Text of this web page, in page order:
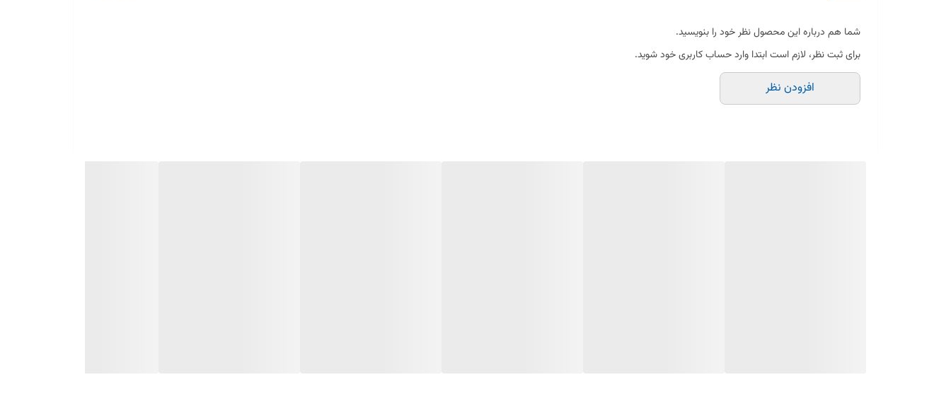
مناسب لباسشویی ارج مدل قدیم
ساخته شده از پلاستیک مقاوم و بادوام
شما هم درباره این محصول نظر خود را بنویسید.
برای ثبت نظر، لازم است ابتدا وارد حساب کاربری خود شوید.
افزودن نظر